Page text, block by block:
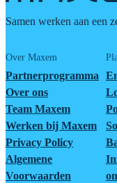
Samen werken aan een
Over Maxem
Partnerprogramma
Over ons
Team Maxem
Werken bij Maxem
Privacy Policy
Algemene
Voorwaarden